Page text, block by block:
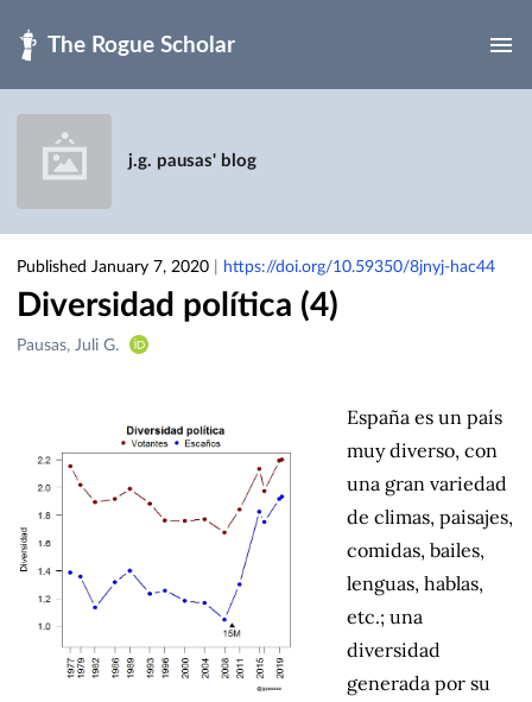
j.g. pausas' blog
Published January 7, 2020 https://doi.org/10.59350/8jnyj-hac44
Diversidad política (4)
Creators
Pausas, Juli G.
España es un país
muy diverso, con
una gran variedad
de climas, paisajes,
comidas, bailes,
lenguas, hablas,
etc.; una
diversidad
generada por su